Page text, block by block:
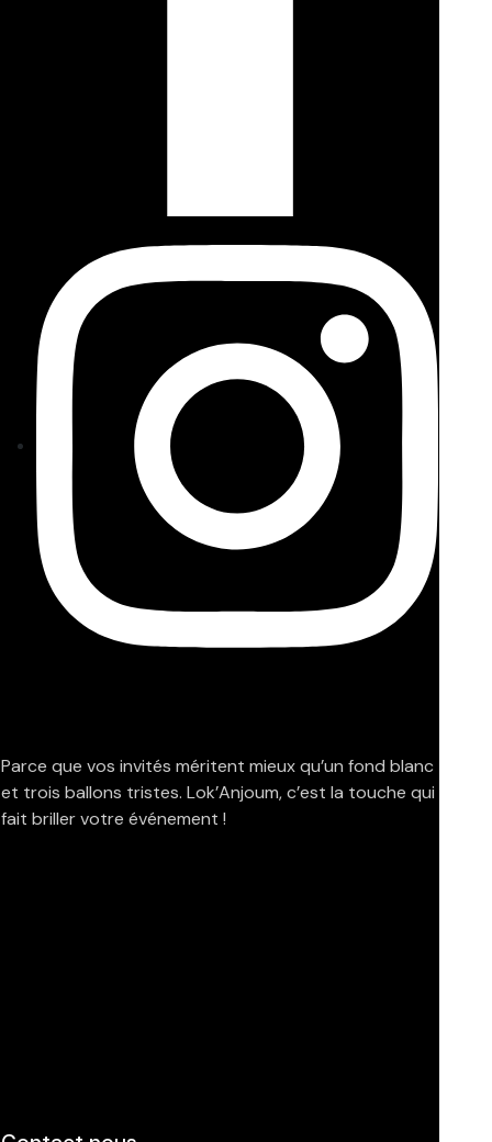
Parce que vos invités méritent mieux qu’un fond blanc
et trois ballons tristes. Lok’Anjoum, c’est la touche qui
fait briller votre événement !